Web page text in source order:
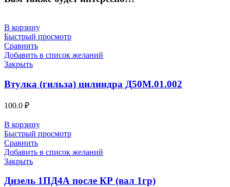
В корзину
Быстрый просмотр
Сравнить
Добавить в список желаний
Закрыть
Втулка (гильза) цилиндра Д50М.01.002
100.0 ₽
В корзину
Быстрый просмотр
Сравнить
Добавить в список желаний
Закрыть
Дизель 1ПД4А после КР (вал 1гр)